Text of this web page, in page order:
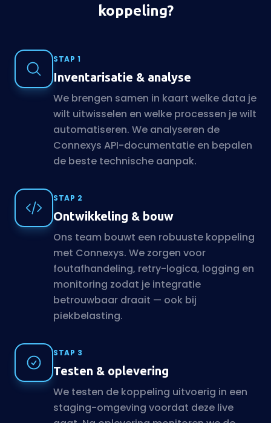
koppeling?
STAP 1
Inventarisatie & analyse
We brengen samen in kaart welke data je
wilt uitwisselen en welke processen je wilt
automatiseren. We analyseren de
Connexys API-documentatie en bepalen
de beste technische aanpak.
STAP 2
Ontwikkeling & bouw
Ons team bouwt een robuuste koppeling
met Connexys. We zorgen voor
foutafhandeling, retry-logica, logging en
monitoring zodat je integratie
betrouwbaar draait — ook bij
piekbelasting.
STAP 3
Testen & oplevering
We testen de koppeling uitvoerig in een
staging-omgeving voordat deze live